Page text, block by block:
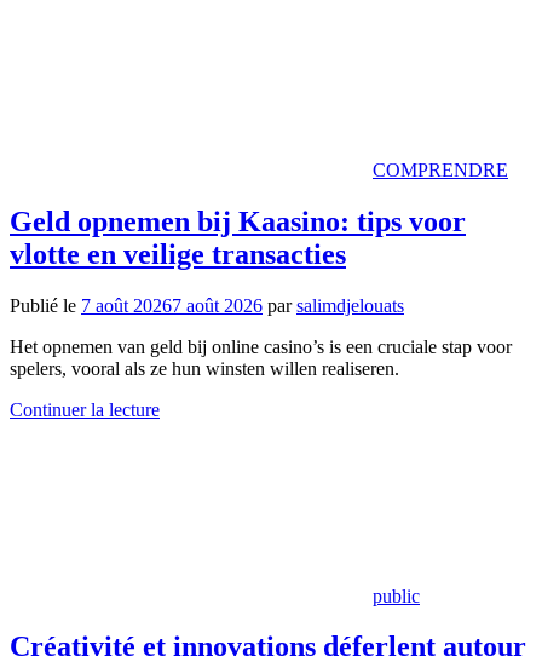
COMPRENDRE
Geld opnemen bij Kaasino: tips voor
vlotte en veilige transacties
Publié le 7 août 20267 août 2026 parsalimdjelouats
Het opnemen van geld bij online casino’s is een cruciale stap voor
spelers, vooral als ze hun winsten willen realiseren.
Continuer la lecture
public
Créativité et innovations déferlent autour